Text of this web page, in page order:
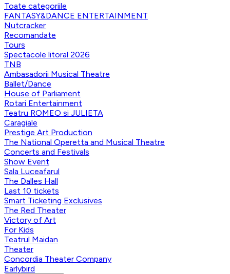
Toate categoriile
FANTASY&DANCE ENTERTAINMENT
Nutcracker
Recomandate
Tours
Spectacole litoral 2026
TNB
Ambasadorii Musical Theatre
Ballet/Dance
House of Parliament
Rotari Entertainment
Teatru ROMEO si JULIETA
Caragiale
Prestige Art Production
The National Operetta and Musical Theatre
Concerts and Festivals
Show Event
Sala Luceafarul
The Dalles Hall
Last 10 tickets
Smart Ticketing Exclusives
The Red Theater
Victory of Art
For Kids
Teatrul Maidan
Theater
Concordia Theater Company
Earlybird